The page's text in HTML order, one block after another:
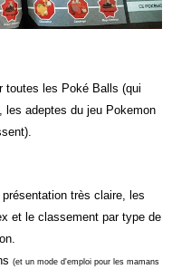
toutes les Poké Balls (qui
adeptes du jeu Pokemon
).
très claire, les
et le classement par type de
(et un mode d'emploi pour les mamans